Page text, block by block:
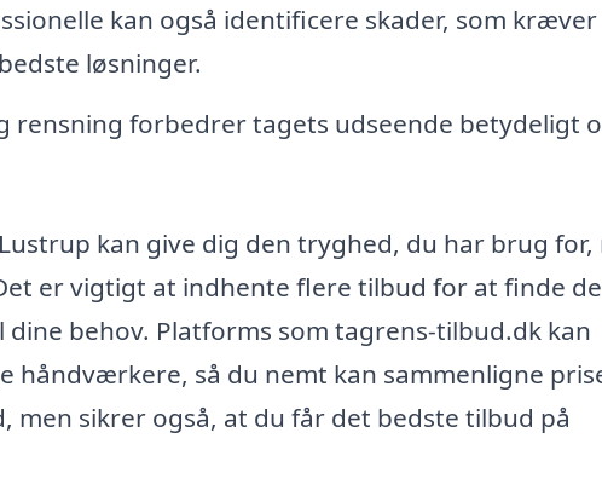
kan også identificere skader, som kræver
løsninger.
rensning forbedrer tagets udseende betydeligt
kan give dig den tryghed, du har brug for,
er vigtigt at indhente flere tilbud for at finde
behov. Platforms som tagrens-tilbud.dk kan
håndværkere, så du nemt kan sammenligne
men sikrer også, at du får det bedste tilbud på